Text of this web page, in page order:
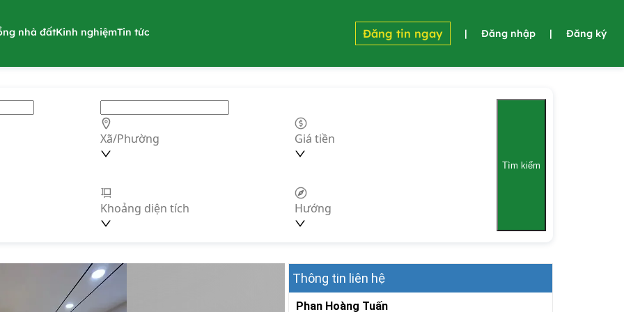
nhà đấtKinh nghiệmTin tức Đăng tin ngay | Đăng nhập | Đăng ký
Xã/Phường Giá tiền
Khoảng diện tích Hướng
Tìm kiếm
Thông tin liên hệ
Phan Hoàng Tuấn